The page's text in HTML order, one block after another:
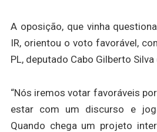
A oposição, que vinha
IR, orientou o voto favorável,
PL, deputado Cabo Gilberto Silva
“Nós iremos votar favoráveis
estar com um discurso e
Quando chega um projeto